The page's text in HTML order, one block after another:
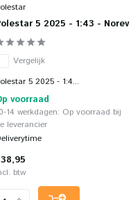
5 2025 - 1:43 - Norev
Vergelijk
5 2025 - 1:4...
voorraad
14 werkdagen: Op voorraad bij
leverancier
btw